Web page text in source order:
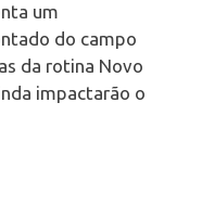
um
do campo
da rotina Novo
impactarão o